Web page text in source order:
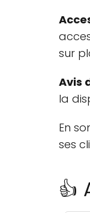
sur
Avis
la
En
ses
👍